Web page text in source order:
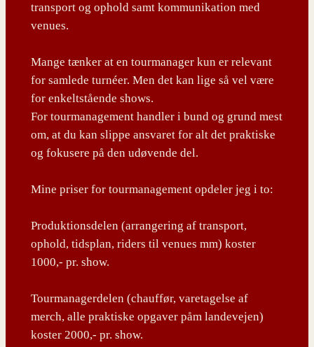
transport og ophold samt kommunikation med
venues.
Mange tænker at en tourmanager kun er relevant
for samlede turnéer. Men det kan lige så vel være
for enkeltstående shows.
For tourmanagement handler i bund og grund mest
om, at du kan slippe ansvaret for alt det praktiske
og fokusere på den udøvende del.
Mine priser for tourmanagement opdeler jeg i to:
Produktionsdelen (arrangering af transport,
ophold, tidsplan, riders til venues mm) koster
1000,- pr. show.
Tourmanagerdelen (chauffør, varetagelse af
merch, alle praktiske opgaver påm landevejen)
koster 2000,- pr. show.